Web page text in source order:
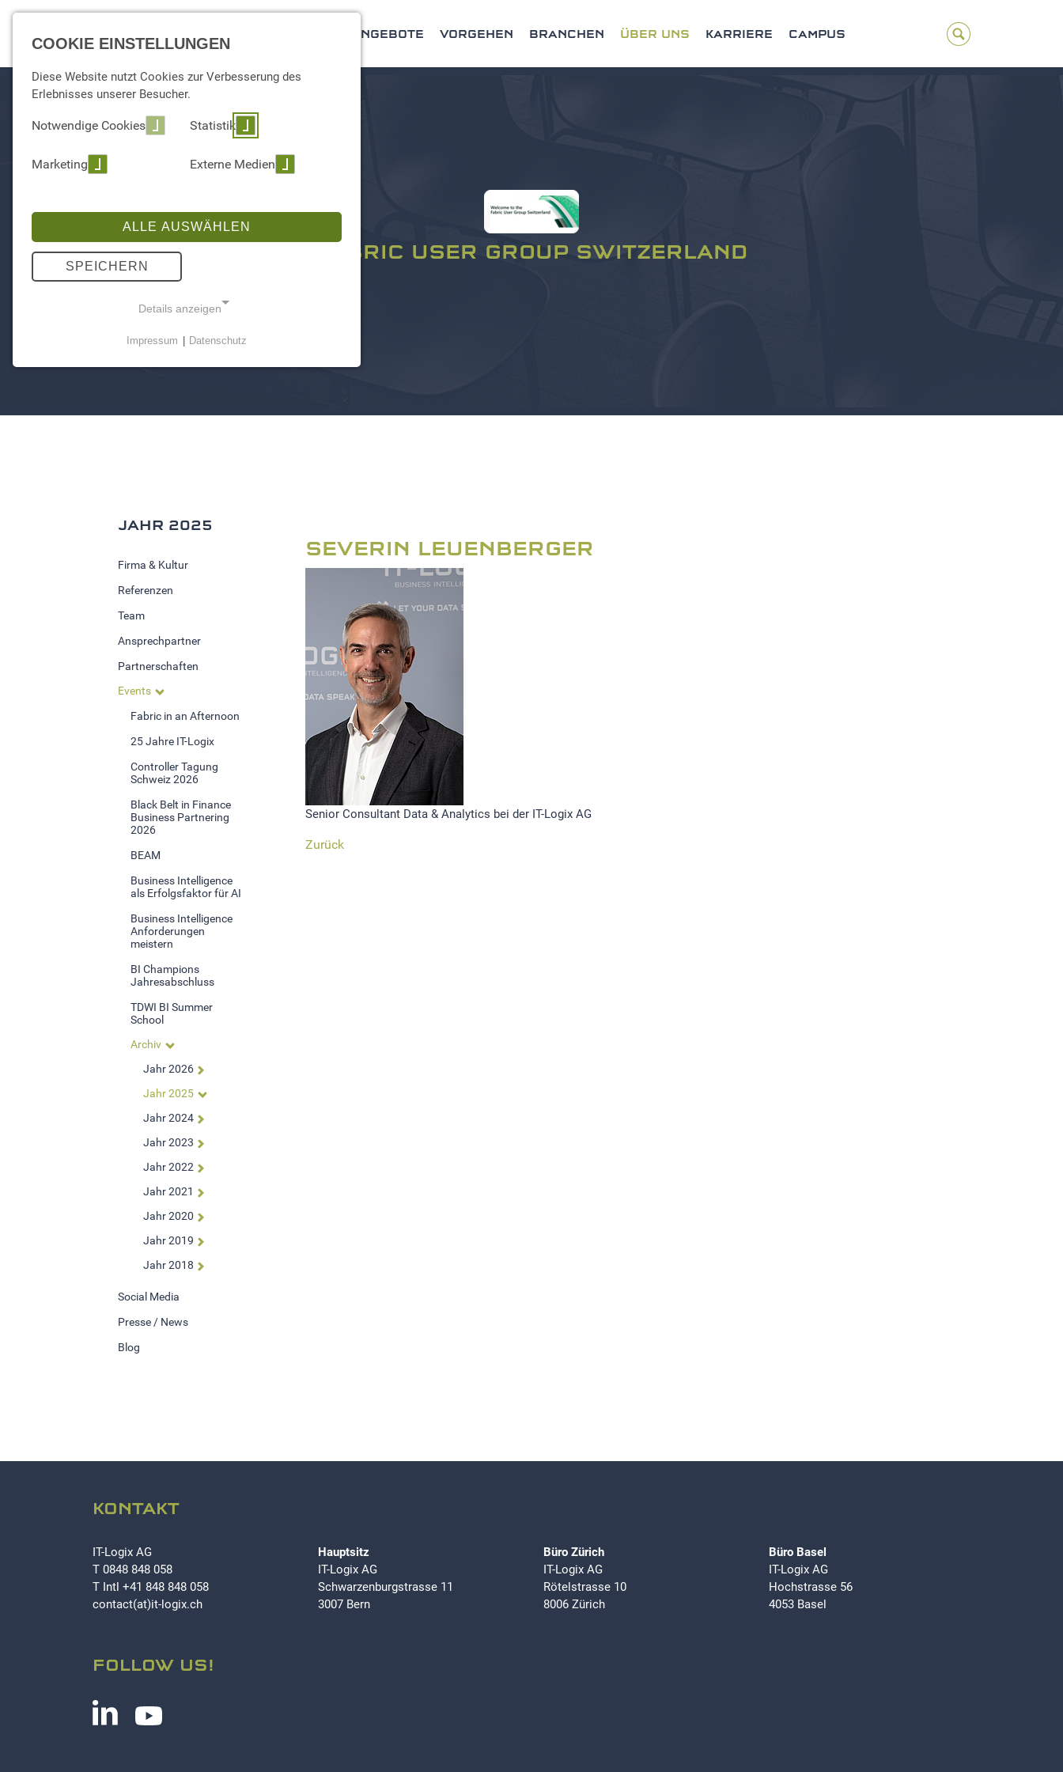
ANGEBOTE VORGEHEN BRANCHEN ÜBER UNS KARRIERE CAMPUS
FABRIC USER GROUP SWITZERLAND
JAHR 2025
Firma & Kultur
Referenzen
Team
Ansprechpartner
Partnerschaften
Events
Fabric in an Afternoon
25 Jahre IT-Logix
Controller Tagung
Schweiz 2026
Black Belt in Finance
Business Partnering
2026
BEAM
Business Intelligence
als Erfolgsfaktor für AI
Business Intelligence
Anforderungen
meistern
BI Champions
Jahresabschluss
TDWI BI Summer
School
Archiv
Jahr 2026
Jahr 2025
Jahr 2024
Jahr 2023
Jahr 2022
Jahr 2021
Jahr 2020
Jahr 2019
Jahr 2018
Social Media
Presse / News
Blog
SEVERIN LEUENBERGER
Senior Consultant Data & Analytics bei der IT-Logix AG
Zurück
KONTAKT
IT-Logix AG
T 0848 848 058
T Intl +41 848 848 058
contact(at)it-logix.ch
Hauptsitz
IT-Logix AG
Schwarzenburgstrasse 11
3007 Bern
Büro Zürich
IT-Logix AG
Rötelstrasse 10
8006 Zürich
Büro Basel
IT-Logix AG
Hochstrasse 56
4053 Basel
FOLLOW US!
COOKIE EINSTELLUNGEN
Diese Website nutzt Cookies zur Verbesserung des
Erlebnisses unserer Besucher.
Notwendige Cookies Statistik
Marketing Externe Medien
ALLE AUSWÄHLEN
SPEICHERN
Details anzeigen
Website erforderlich.
ausgewählten Einverständnis-
Diese Informationen helfen uns zu verstehen, wie
unsere Besucher unsere Website nutzen.Statistik
Google Analytics
MSCI Analytics
MARKETING
EXTERNE MEDIEN
Plattformen anzeigen zu können, werden von diesen
externen Medien Cookies gesetzt.
Impressum Datenschutz